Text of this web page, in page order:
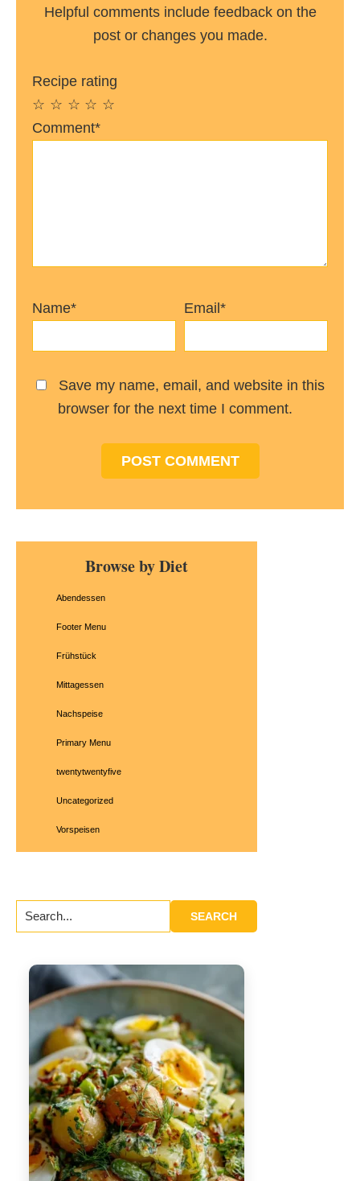
Helpful comments include feedback on the
post or changes you made.
Recipe rating
☆
☆
☆
☆
☆
Comment*
Name* Email*
Save my name, email, and website in this
browser for the next time I comment.
Primary
SidebarBrowse by Diet
Abendessen
Footer Menu
Frühstück
Mittagessen
Nachspeise
Primary Menu
twentytwentyfive
Uncategorized
Vorspeisen
Search...